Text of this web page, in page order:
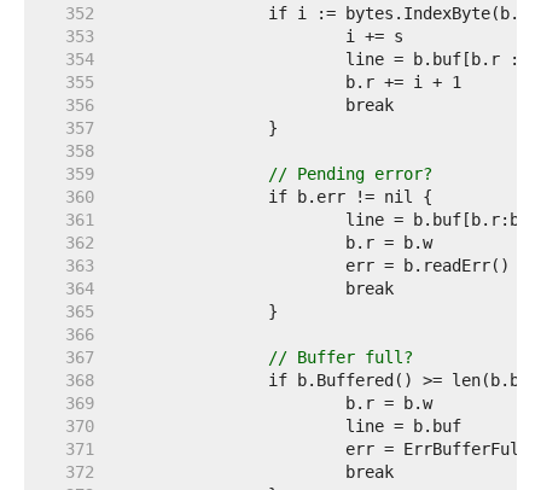
   352
   353
   354
   355
   356
   357
   358
   359
// Pending error?
   360
   361
   362
   363
   364
   365
   366
   367
// Buffer full?
   368
   369
   370
   371
   372